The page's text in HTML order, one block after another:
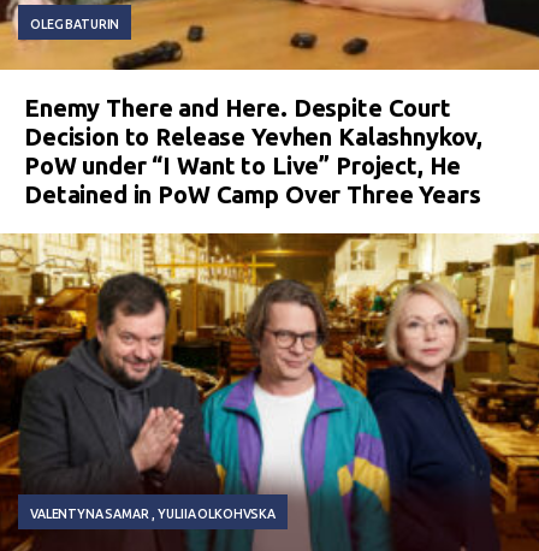
OLEG BATURIN
Enemy There and Here. Despite Court
Decision to Release Yevhen Kalashnykov,
PoW under “I Want to Live” Project, He
Detained in PoW Camp Over Three Years
VALENTYNA SAMAR YULIIA OLKOHVSKA